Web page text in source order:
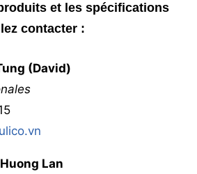
et les spécifications
contacter :
(David)
Lan